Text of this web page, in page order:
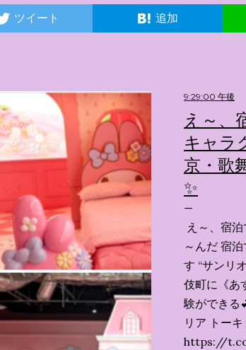
ツイート 追加
9:29:00 午後
え～、
キャラ
京・歌
✨️
え～、宿
～んだ 宿
す “サンリ
伎町に《あ
験ができ
リア トー
https://